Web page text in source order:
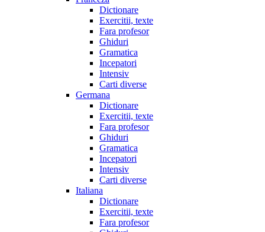
Dictionare
Exercitii, texte
Fara profesor
Ghiduri
Gramatica
Incepatori
Intensiv
Carti diverse
Germana
Dictionare
Exercitii, texte
Fara profesor
Ghiduri
Gramatica
Incepatori
Intensiv
Carti diverse
Italiana
Dictionare
Exercitii, texte
Fara profesor